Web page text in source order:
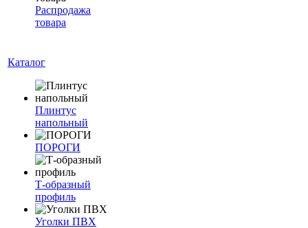
Распродажа
товара
Каталог
Плинтус
напольный
ПОРОГИ
Т-образный
профиль
Уголки ПВХ